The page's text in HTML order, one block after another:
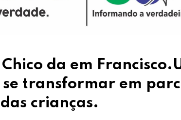
da em
transformar em
crianças.